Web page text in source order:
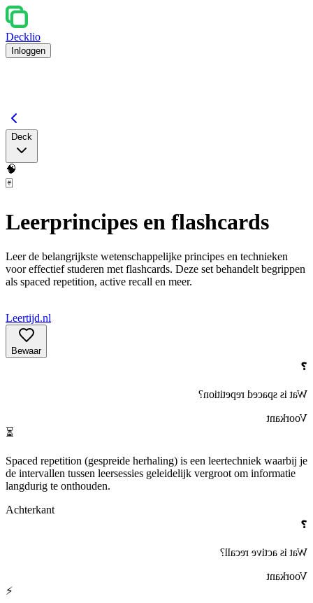
Decklio
Inloggen
Deck
🧠
🃏
Leerprincipes en flashcards
Leer de belangrijkste wetenschappelijke principes en technieken
voor effectief studeren met flashcards. Deze set behandelt begrippen
als spaced repetition, active recall en meer.
Leertijd.nl
Bewaar
❓
Wat is
spaced repetition
?
Voorkant
⏳
Spaced repetition (gespreide herhaling) is een leertechniek waarbij je
de intervallen tussen leersessies geleidelijk vergroot om informatie
langdurig te onthouden.
Achterkant
❓
Wat is
active recall
?
Voorkant
⚡